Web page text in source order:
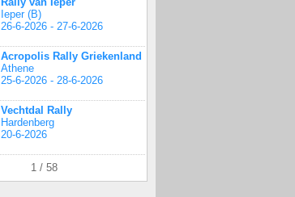
Ieper (B)
26-6-2026 - 27-6-2026
Acropolis Rally Griekenland
Athene
25-6-2026 - 28-6-2026
Vechtdal Rally
Hardenberg
20-6-2026
1 / 58